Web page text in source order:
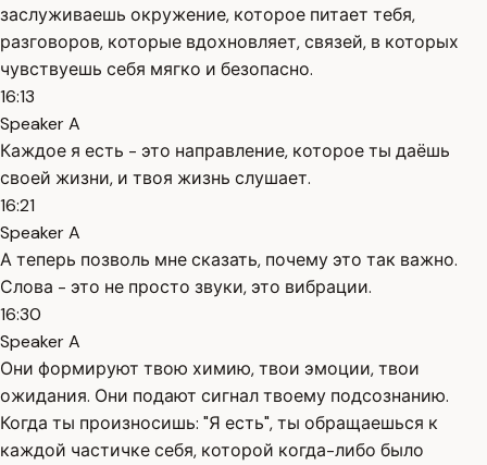
заслуживаешь окружение, которое питает тебя,
разговоров, которые вдохновляет, связей, в которых
чувствуешь себя мягко и безопасно.
16:13
Speaker A
Каждое я есть - это направление, которое ты даёшь
своей жизни, и твоя жизнь слушает.
16:21
Speaker A
А теперь позволь мне сказать, почему это так важно.
Слова - это не просто звуки, это вибрации.
16:30
Speaker A
Они формируют твою химию, твои эмоции, твои
ожидания. Они подают сигнал твоему подсознанию.
Когда ты произносишь: "Я есть", ты обращаешься к
каждой частичке себя, которой когда-либо было